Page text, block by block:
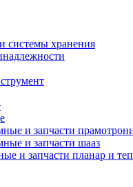
системы хранения
и запчасти
и запчасти шааз
и запчасти планар и